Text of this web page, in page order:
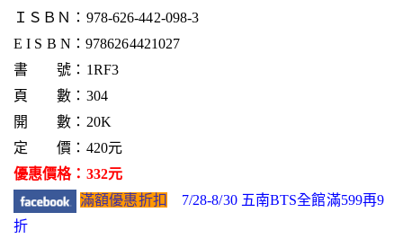
ＩＳＢＮ：978-626-442-098-3
E I S B N：9786264421027
書 號：1RF3
頁 數：304
開 數：20K
定 價：420元
優惠價格：332元
滿額優惠折扣
7/28-8/30 五南BTS全館滿599再9
折